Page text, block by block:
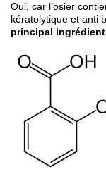
Oui, car l’osier
kératolytique et anti
principal